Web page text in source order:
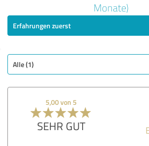
SEHR GUT
Qualität
Nutzen
Bewertung anzeigen
Monate)
Erfahrungen zuerst
Alle (1)
5,00 von 5
SEHR GUT